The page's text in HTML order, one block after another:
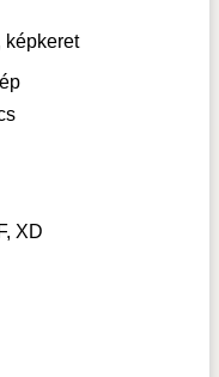
képkeret
XD